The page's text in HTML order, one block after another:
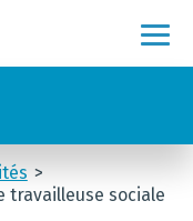
travailleuse sociale